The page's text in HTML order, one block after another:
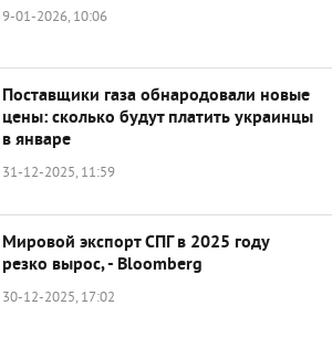
9-01-2026, 10:06
Поставщики газа обнародовали новые
цены: сколько будут платить украинцы
в январе
31-12-2025, 11:59
Мировой экспорт СПГ в 2025 году
резко вырос, - Bloomberg
30-12-2025, 17:02